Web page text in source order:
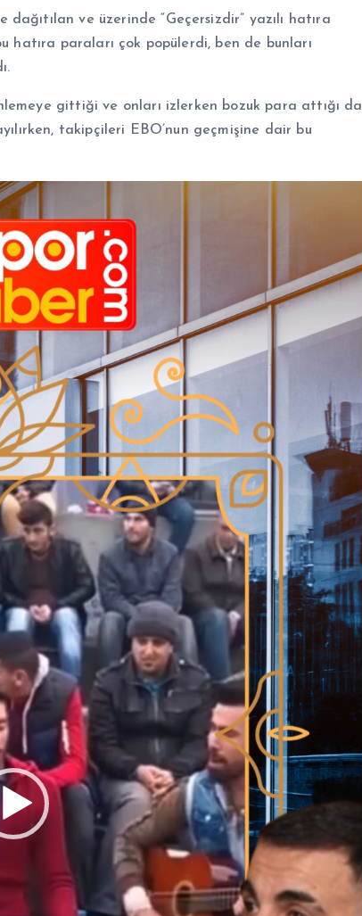
ve üzerinde “Geçersizdir” yazılı hatıra
hatıra paraları çok popülerdi, ben de bunları
gittiği ve onları izlerken bozuk para attığı da
takipçileri EBO’nun geçmişine dair bu